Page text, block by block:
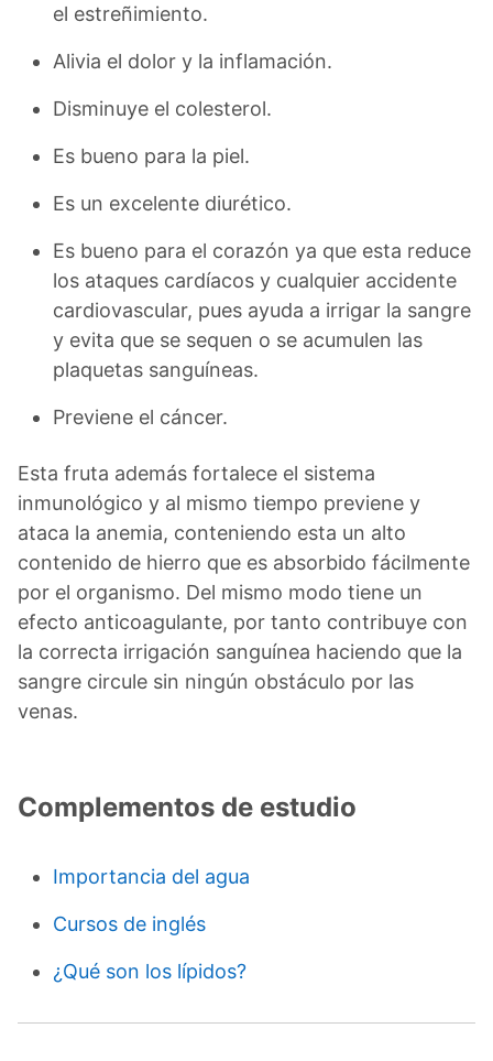
el estreñimiento.
Alivia el dolor y la inflamación.
Disminuye el colesterol.
Es bueno para la piel.
Es un excelente diurético.
Es bueno para el corazón ya que esta reduce
los ataques cardíacos y cualquier accidente
cardiovascular, pues ayuda a irrigar la sangre
y evita que se sequen o se acumulen las
plaquetas sanguíneas.
Previene el cáncer.
Esta fruta además fortalece el sistema
inmunológico y al mismo tiempo previene y
ataca la anemia, conteniendo esta un alto
contenido de hierro que es absorbido fácilmente
por el organismo. Del mismo modo tiene un
efecto anticoagulante, por tanto contribuye con
la correcta irrigación sanguínea haciendo que la
sangre circule sin ningún obstáculo por las
venas.
Complementos de estudio
Importancia del agua
Cursos de inglés
¿Qué son los lípidos?